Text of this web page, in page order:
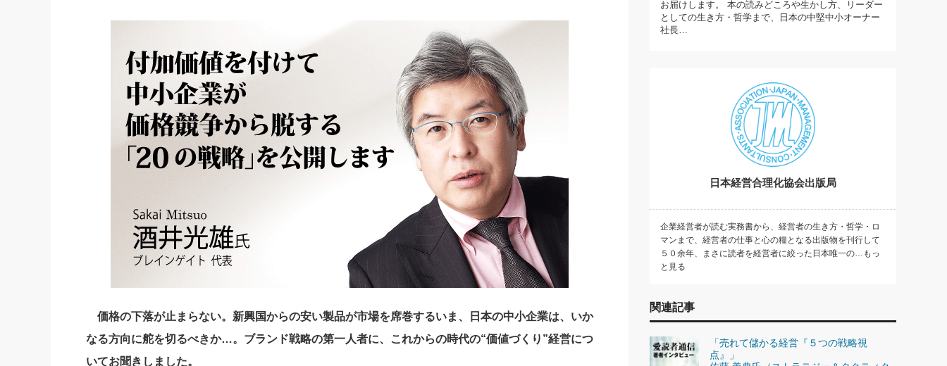
価格の下落が止まらない。新興国からの安い製品が市場を席巻するいま、日本の中小企業は、いか
なる方向に舵を切るべきか…。ブランド戦略の第一人者に、これからの時代の“価値づくり”経営につ
いてお聞きしました。
お届けします。 本の読みどころや生かし方、リーダー
としての生き方・哲学まで、日本の中堅中小オーナー
社長…
日本経営合理化協会出版局
企業経営者が読む実務書から、経営者の生き方・哲学・ロ
マンまで、経営者の仕事と心の糧となる出版物を刊行して
５０余年、まさに読者を経営者に絞った日本唯一の…もっ
と見る
関連記事
「売れて儲かる経営『５つの戦略視
点』」